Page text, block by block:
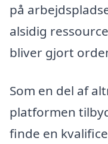
på
alsidig
bliver gjort
Som en del af
platformen
finde en